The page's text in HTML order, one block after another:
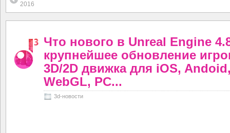
2016
Что нового в Unreal Engine
крупнейшее обновление
3D/2D движка для iOS,
WebGL, PC...
3d-новости